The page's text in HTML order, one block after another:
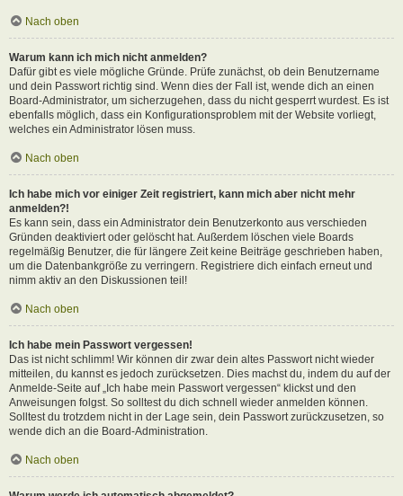
Nach oben
Warum kann ich mich nicht anmelden?
Dafür gibt es viele mögliche Gründe. Prüfe zunächst, ob dein Benutzername
und dein Passwort richtig sind. Wenn dies der Fall ist, wende dich an einen
Board-Administrator, um sicherzugehen, dass du nicht gesperrt wurdest. Es ist
ebenfalls möglich, dass ein Konfigurationsproblem mit der Website vorliegt,
welches ein Administrator lösen muss.
Nach oben
Ich habe mich vor einiger Zeit registriert, kann mich aber nicht mehr
anmelden?!
Es kann sein, dass ein Administrator dein Benutzerkonto aus verschieden
Gründen deaktiviert oder gelöscht hat. Außerdem löschen viele Boards
regelmäßig Benutzer, die für längere Zeit keine Beiträge geschrieben haben,
um die Datenbankgröße zu verringern. Registriere dich einfach erneut und
nimm aktiv an den Diskussionen teil!
Nach oben
Ich habe mein Passwort vergessen!
Das ist nicht schlimm! Wir können dir zwar dein altes Passwort nicht wieder
mitteilen, du kannst es jedoch zurücksetzen. Dies machst du, indem du auf der
Anmelde-Seite auf „Ich habe mein Passwort vergessen“ klickst und den
Anweisungen folgst. So solltest du dich schnell wieder anmelden können.
Solltest du trotzdem nicht in der Lage sein, dein Passwort zurückzusetzen, so
wende dich an die Board-Administration.
Nach oben